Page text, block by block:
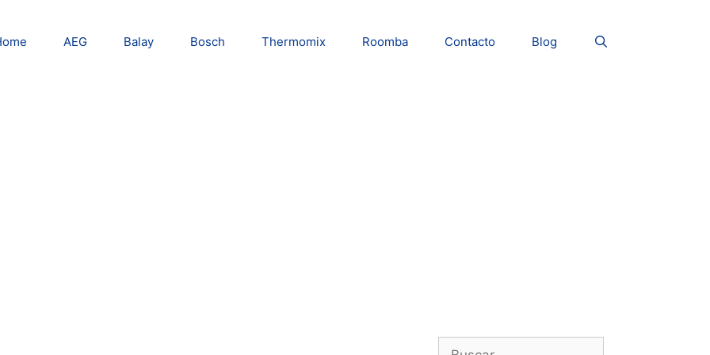
AEG Balay Bosch Thermomix Roomba Contacto Blog
Buscar: